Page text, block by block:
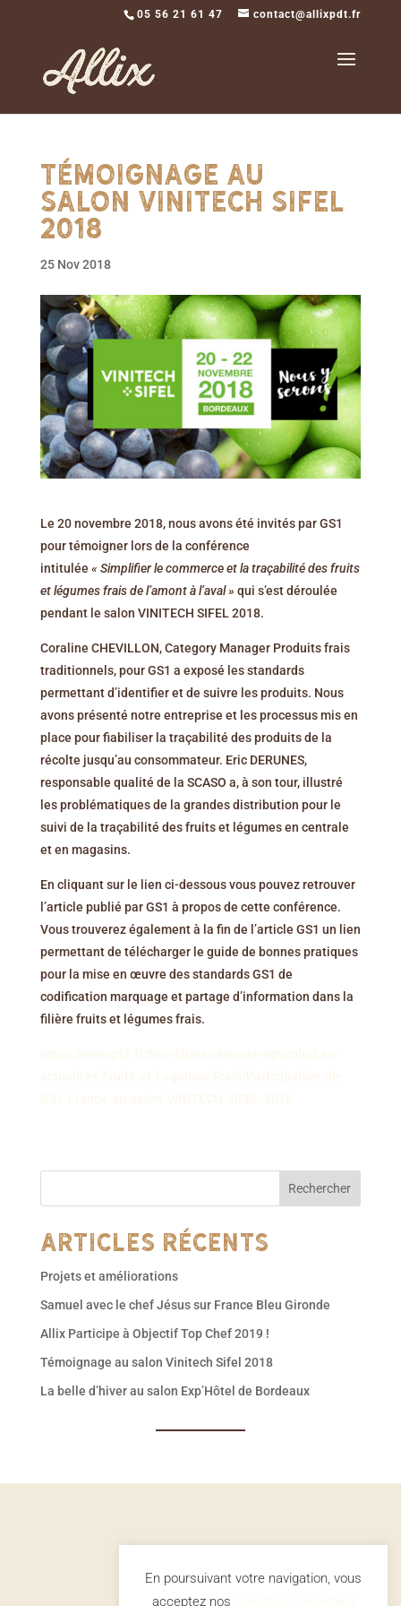
05 56 21 61 47 contact@allixpdt.fr
Témoignage au
salon Vinitech Sifel
2018
25 Nov 2018
Le 20 novembre 2018, nous avons été invités par GS1
pour témoigner lors de la conférence
intitulée « Simplifier le commerce et la traçabilité des fruits
et légumes frais de l’amont à l’aval » qui s’est déroulée
pendant le salon VINITECH SIFEL 2018.
Coraline CHEVILLON, Category Manager Produits frais
traditionnels, pour GS1 a exposé les standards
permettant d’identifier et de suivre les produits. Nous
avons présenté notre entreprise et les processus mis en
place pour fiabiliser la traçabilité des produits de la
récolte jusqu’au consommateur. Eric DERUNES,
responsable qualité de la SCASO a, à son tour, illustré
les problématiques de la grandes distribution pour le
suivi de la traçabilité des fruits et légumes en centrale
et en magasins.
En cliquant sur le lien ci-dessous vous pouvez retrouver
l’article publié par GS1 à propos de cette conférence.
Vous trouverez également à la fin de l’article GS1 un lien
permettant de télécharger le guide de bonnes pratiques
pour la mise en œuvre des standards GS1 de
codification marquage et partage d’information dans la
filière fruits et légumes frais.
Rechercher
Articles récents
Projets et améliorations
Samuel avec le chef Jésus sur France Bleu Gironde
Allix Participe à Objectif Top Chef 2019 !
Témoignage au salon Vinitech Sifel 2018
La belle d’hiver au salon Exp’Hôtel de Bordeaux
En poursuivant votre navigation, vous
acceptez nos